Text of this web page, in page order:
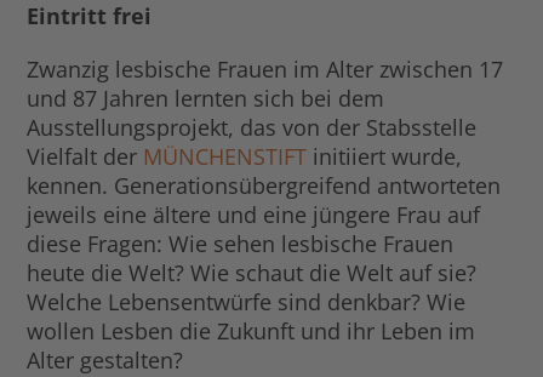
Eintritt frei
Zwanzig lesbische Frauen im Alter zwischen 17
und 87 Jahren lernten sich bei dem
Ausstellungsprojekt, das von der Stabsstelle
Vielfalt der MÜNCHENSTIFT initiiert wurde,
kennen. Generationsübergreifend antworteten
jeweils eine ältere und eine jüngere Frau auf
diese Fragen: Wie sehen lesbische Frauen
heute die Welt? Wie schaut die Welt auf sie?
Welche Lebensentwürfe sind denkbar? Wie
wollen Lesben die Zukunft und ihr Leben im
Alter gestalten?